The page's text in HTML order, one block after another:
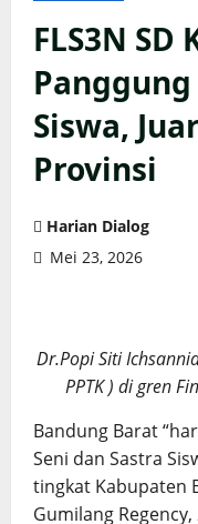
FLS3N SD
Siswa,
Provinsi
Harian Dialog
Mei 23, 2026
Dr.Popi Siti
PPTK ) di gren
Bandung Barat
Seni dan Sastra
tingkat Kabupaten
Gumilang